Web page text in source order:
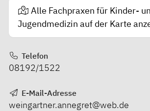
Alle Fachpraxen für Kinder-
Jugendmedizin auf der Karte
Telefon
08192/1522
E-Mail-Adresse
weingartner.annegret@web.de